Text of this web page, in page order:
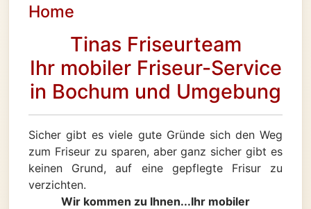
Home
Tinas Friseurteam
Ihr mobiler Friseur-Service
in Bochum und Umgebung
Sicher gibt es viele gute Gründe sich den Weg
zum Friseur zu sparen, aber ganz sicher gibt es
keinen Grund, auf eine gepflegte Frisur zu
verzichten.
Wir kommen zu Ihnen...Ihr mobiler